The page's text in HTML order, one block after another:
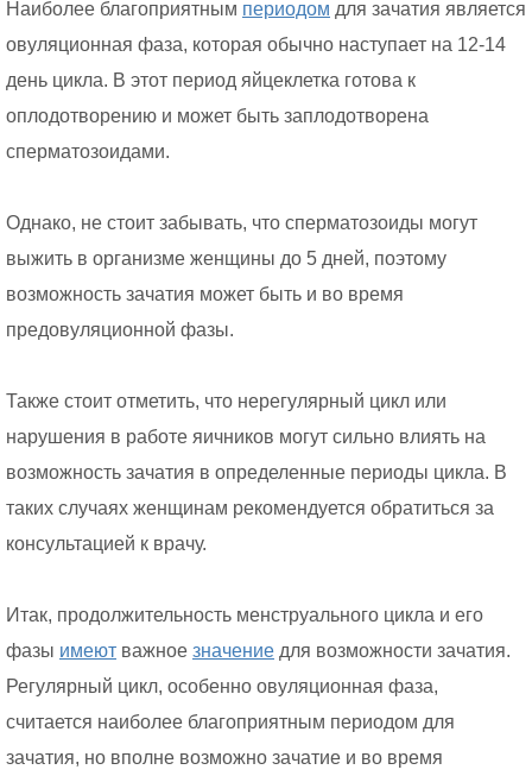
Наиболее благоприятным периодом для зачатия является
овуляционная фаза, которая обычно наступает на 12-14
день цикла. В этот период яйцеклетка готова к
оплодотворению и может быть заплодотворена
сперматозоидами.
Однако, не стоит забывать, что сперматозоиды могут
выжить в организме женщины до 5 дней, поэтому
возможность зачатия может быть и во время
предовуляционной фазы.
Также стоит отметить, что нерегулярный цикл или
нарушения в работе яичников могут сильно влиять на
возможность зачатия в определенные периоды цикла. В
таких случаях женщинам рекомендуется обратиться за
консультацией к врачу.
Итак, продолжительность менструального цикла и его
фазы имеют важное значение для возможности зачатия.
Регулярный цикл, особенно овуляционная фаза,
считается наиболее благоприятным периодом для
зачатия, но вполне возможно зачатие и во время